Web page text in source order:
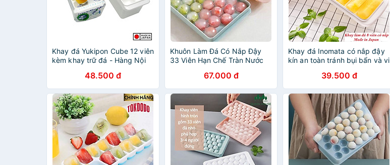
Khay đá Yukipon Cube 12 viên
kèm khay trữ đá - Hàng Nội
48.500 đ
Khuôn Làm Đá Có Nắp Đậy
33 Viên Hạn Chế Tràn Nước
67.000 đ
Khay đá Inomata có nắp đậy
kín an toàn tránh bụi bẩn và vi
sinh khi sử dụng -nội địa Nhật
Bản
39.500 đ